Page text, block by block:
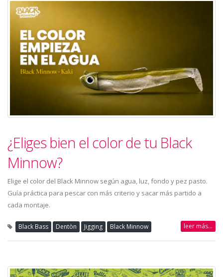
¿Eliges bien el color de tu Black
Minnow?
Elige el color del Black Minnow según agua, luz, fondo y pez pasto.
Guía práctica para pescar con más criterio y sacar más partido a
cada montaje.
Black Bass Dentòn Jigging Black Minnow leer más...